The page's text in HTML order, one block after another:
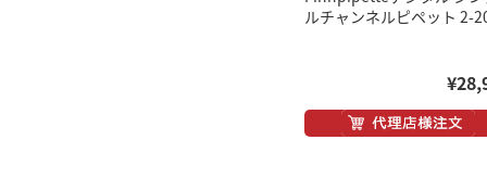
ルチャンネルピペット 2-